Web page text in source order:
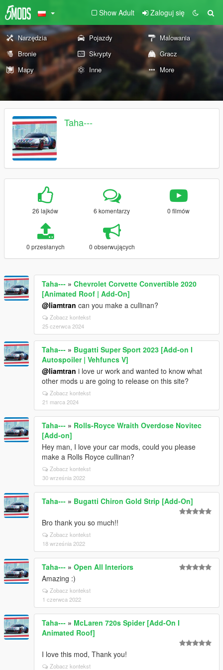
Show Adult Zaloguj się
Narzędzia Pojazdy
Malowania
Bronie
Skrypty
Gracz
Mapy
Inne More
Taha---
26 lajków 6 komentarzy 0 filmów
0 przesłanych 0 obserwujących
Taha--- » Chevrolet Corvette Convertible 2020
[Animated Roof | Add-On]
@liamtran can you make a cullinan?
Zobacz kontekst
25 czerwca 2024
Taha--- » Bugatti Super Sport 2023 [Add-on I
Autospoiler | Vehfuncs V]
@liamtran i love ur work and wanted to know what
other mods u are going to release on this site?
Zobacz kontekst
21 marca 2024
Taha--- » Rolls-Royce Wraith Overdose Novitec
[Add-on]
Hey man, I love your car mods, could you please
make a Rolls Royce cullinan?
Zobacz kontekst
30 września 2022
Taha--- » Bugatti Chiron Gold Strip [Add-On]
Bro thank you so much!!
Zobacz kontekst
18 września 2022
Taha--- » Open All Interiors
Amazing :)
Zobacz kontekst
1 czerwca 2022
Taha--- » McLaren 720s Spider [Add-On I
Animated Roof]
I love this mod, Thank you!
Zobacz kontekst